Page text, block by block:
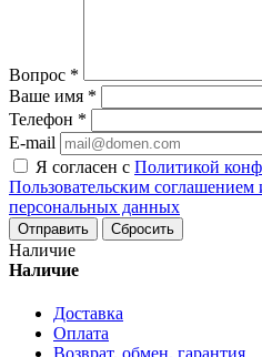
Вопрос *
Ваше имя *
Телефон *
E-mail
Я согласен с Политикой
Пользовательским
персональных данных
Сбросить
Наличие
Наличие
Доставка
Оплата